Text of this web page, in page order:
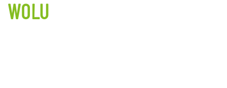
WOLU